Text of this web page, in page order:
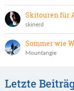
Skitouren für
skinerd
Sommer wie
Mountangie
Letzte